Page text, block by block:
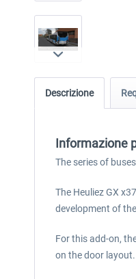
Descrizione
Informazione
The series of
The Heuliez GX
development of
For this add-on,
on the door layout.